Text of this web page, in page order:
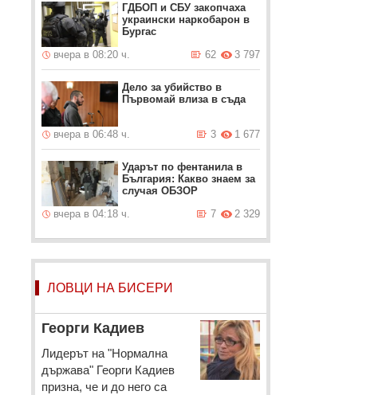
ГДБОП и СБУ закопчаха
украински наркобарон в
Бургас
вчера в 08:20 ч.
3 797
62
Дело за убийство в
Първомай влиза в съда
вчера в 06:48 ч. 1 677
3
Ударът по фентанила в
България: Какво знаем за
случая ОБЗОР
вчера в 04:18 ч.
2 329
7
ЛОВЦИ НА БИСЕРИ
Георги Кадиев
Лидерът на "Нормална
държава" Георги Кадиев
призна, че и до него са